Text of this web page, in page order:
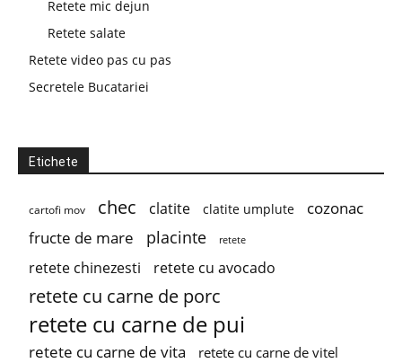
Retete mic dejun
Retete salate
Retete video pas cu pas
Secretele Bucatariei
Etichete
cartofi mov chec clatite clatite umplute
cozonac
fructe de mare
placinte retete
retete chinezesti retete cu avocado
retete cu carne de porc
retete cu carne de pui
retete cu carne de vita retete cu carne de vitel